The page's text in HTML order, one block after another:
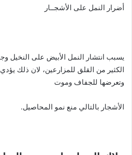
أضرار النمل على الأشجــار
يسبب انتشار النمل الأبيض على النخيل
الكثير من القلق للمزارعين، لان ذلك
وتعرضها للجفاف وموت
الأشجار بالتالي منع نمو المحاصيل.